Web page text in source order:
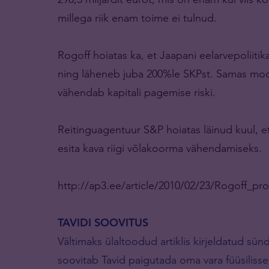
millega riik enam toime ei tulnud.
Rogoff hoiatas ka, et Jaapani
ning läheneb juba 200%le SKPst. Samas
vähendab kapitali pagemise riski.
Reitinguagentuur S&P hoiatas läinud kuul,
esita kava riigi võlakoorma vähendamiseks.
http://ap3.ee/article/2010/02/23/
TAVIDI SOOVITUS
Vältimaks ülaltoodud artiklis kirjeldatud
soovitab Tavid paigutada oma vara füüsilisse